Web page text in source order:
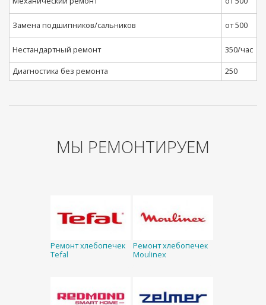
Замена подшипников/сальников от 500
Нестандартный ремонт
350/час
Диагностика без ремонта
250
МЫ РЕМОНТИРУЕМ
Ремонт хлебопечек
Tefal
Ремонт хлебопечек
Moulinex